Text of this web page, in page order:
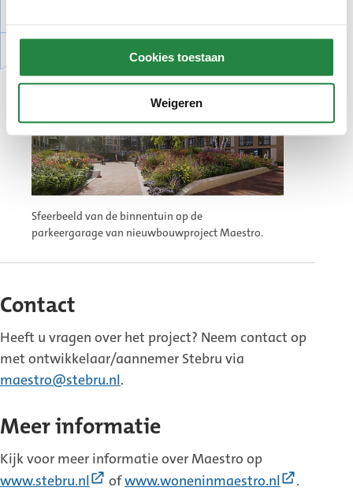
Cookies toestaan
Weigeren
Sfeerbeeld van de binnentuin op de
parkeergarage van nieuwbouwproject Maestro.
Contact
Heeft u vragen over het project? Neem contact op
met ontwikkelaar/aannemer Stebru via
maestro@stebru.nl.
Meer informatie
Kijk voor meer informatie over Maestro op
www.stebru.nl
(Externe
ofwww.woneninmaestro.nl .